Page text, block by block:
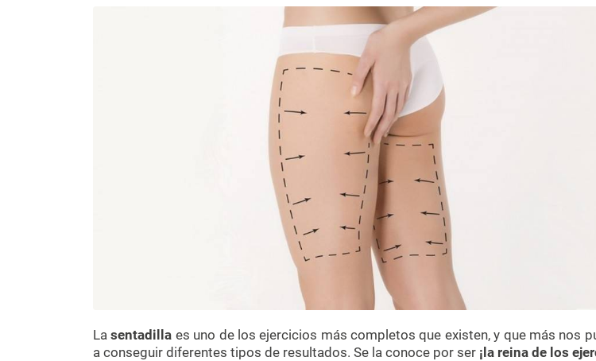
Lasentadilla es uno de los ejercicios más completos que existen, y que más nos
a conseguir diferentes tipos de resultados. Se la conoce por ser ¡la reina de los